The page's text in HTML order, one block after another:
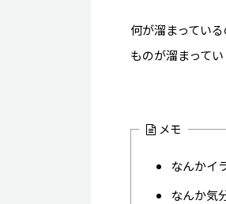
何が溜まってい
ものが溜まって
メモ
なんかイ
なんか気